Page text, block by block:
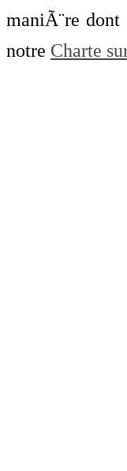
maniÃ¨re
notre Charte